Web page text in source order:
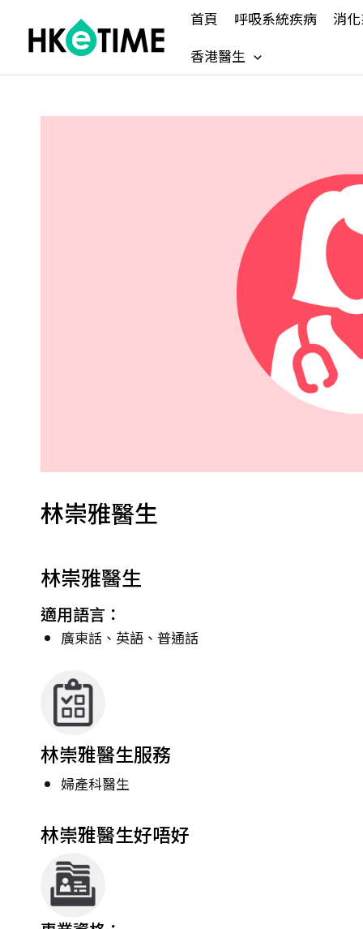
content
首頁 呼吸系統疾病
消
香港醫生
林崇雅醫生
林崇雅醫生
適用語言：
廣東話、英語、普通話
林崇雅醫生服務
婦產科醫生
林崇雅醫生好唔好